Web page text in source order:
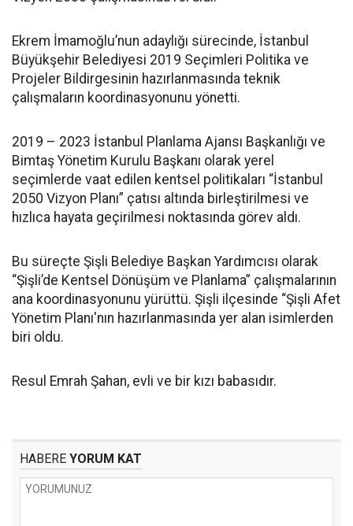
Ekrem İmamoğlu’nun adaylığı sürecinde, İstanbul
Büyükşehir Belediyesi 2019 Seçimleri Politika ve
Projeler Bildirgesinin hazırlanmasında teknik
çalışmaların koordinasyonunu yönetti.
2019 – 2023 İstanbul Planlama Ajansı Başkanlığı ve
Bimtaş Yönetim Kurulu Başkanı olarak yerel
seçimlerde vaat edilen kentsel politikaları “İstanbul
2050 Vizyon Planı” çatısı altında birleştirilmesi ve
hızlıca hayata geçirilmesi noktasında görev aldı.
Bu süreçte Şişli Belediye Başkan Yardımcısı olarak
“Şişli’de Kentsel Dönüşüm ve Planlama” çalışmalarının
ana koordinasyonunu yürüttü. Şişli ilçesinde “Şişli Afet
Yönetim Planı'nın hazırlanmasında yer alan isimlerden
biri oldu.
Resul Emrah Şahan, evli ve bir kızı babasıdır.
HABERE YORUM KAT